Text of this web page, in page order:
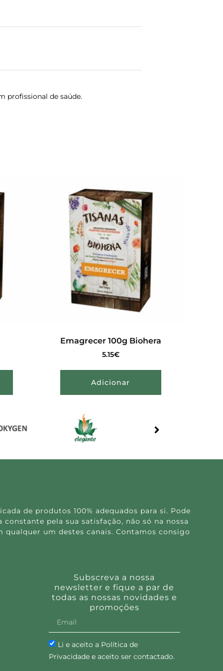
profissional de saúde.
Emagrecer 100g Biohera
5.15€
Adicionar
de produtos 100% adequados para si. Pode
pela sua satisfação, não só na nossa
um destes canais. Contamos consigo
Subscreva a nossa
newsletter e fique a par de
todas as nossas novidades e
promoções
Li e aceito a Política de
Privacidade e aceito ser contactado.